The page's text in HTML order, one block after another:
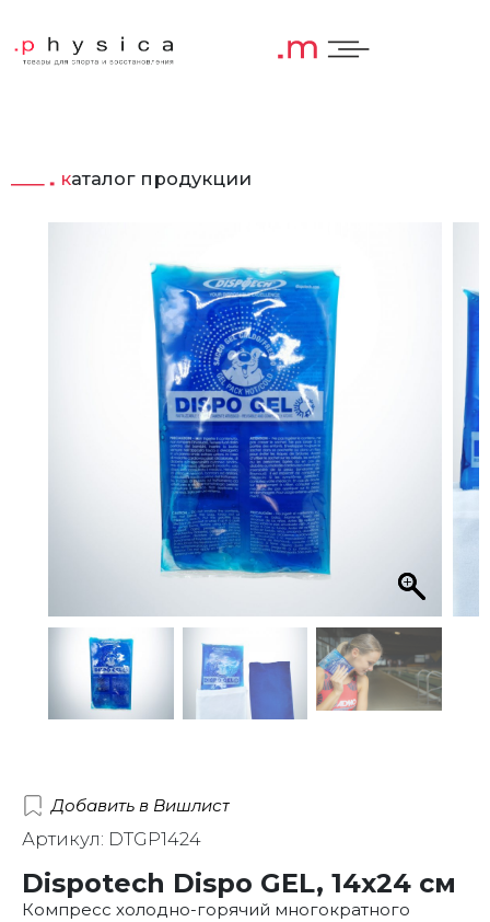
каталог продукции
Добавить в Вишлист
Артикул: DTGP1424
Dispotech Dispo GEL, 14х24 см
Компресс холодно-горячий многократного